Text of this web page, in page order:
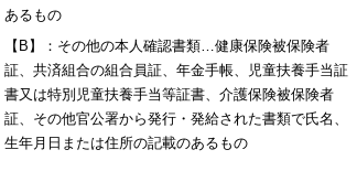
あるもの
【B】：その他の本人確認書類…健康保険被保険者
証、共済組合の組合員証、年金手帳、児童扶養手当証
書又は特別児童扶養手当等証書、介護保険被保険者
証、その他官公署から発行・発給された書類で氏名、
生年月日または住所の記載のあるもの